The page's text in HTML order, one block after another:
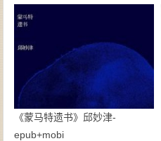
《蒙马特遗书》邱妙津-
epub+mobi